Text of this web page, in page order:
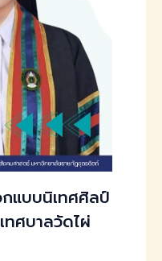
แบบนิเทศศิลป์
ทศบาลวัดไผ่